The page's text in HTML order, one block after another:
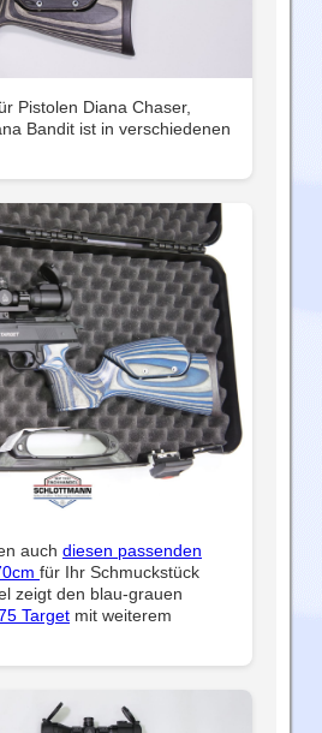
Pistolen Diana Chaser,
Bandit ist in verschiedenen
auch diesen passenden
für Ihr Schmuckstück
zeigt den blau-grauen
Target mit weiterem